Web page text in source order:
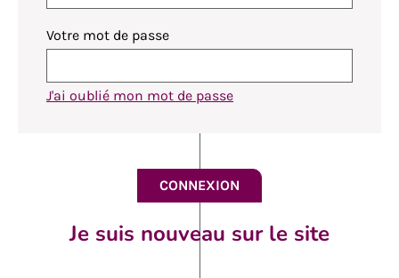
Votre mot de passe
J'ai oublié mon mot de passe
Je suis nouveau sur le site